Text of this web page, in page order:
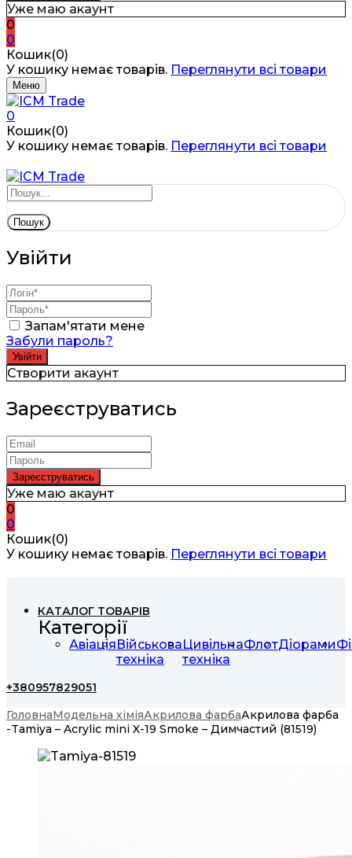
Уже маю акаунт
0
0
Кошик(0)
У кошику немає товарів. Переглянути всі товари
Меню
0
Кошик(0)
У кошику немає товарів. Переглянути всі товари
Пошук
Увійти
Запам'ятати мене
Забули пароль?
Створити акаунт
Зареєструватись
Уже маю акаунт
0
0
Кошик(0)
У кошику немає товарів. Переглянути всі товари
КАТАЛОГ ТОВАРІВ
Категорії
АвіаціяВійськова
техніка
Цивільна
техніка
ФлотДіорами
+380957829051
ГоловнаМодельна хіміяАкрилова фарбаАкрилова фарба
-Tamiya – Acrylic mini X-19 Smoke – Димчастий (81519)